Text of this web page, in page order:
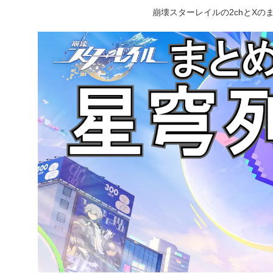
崩壊スターレイルの2chとXの